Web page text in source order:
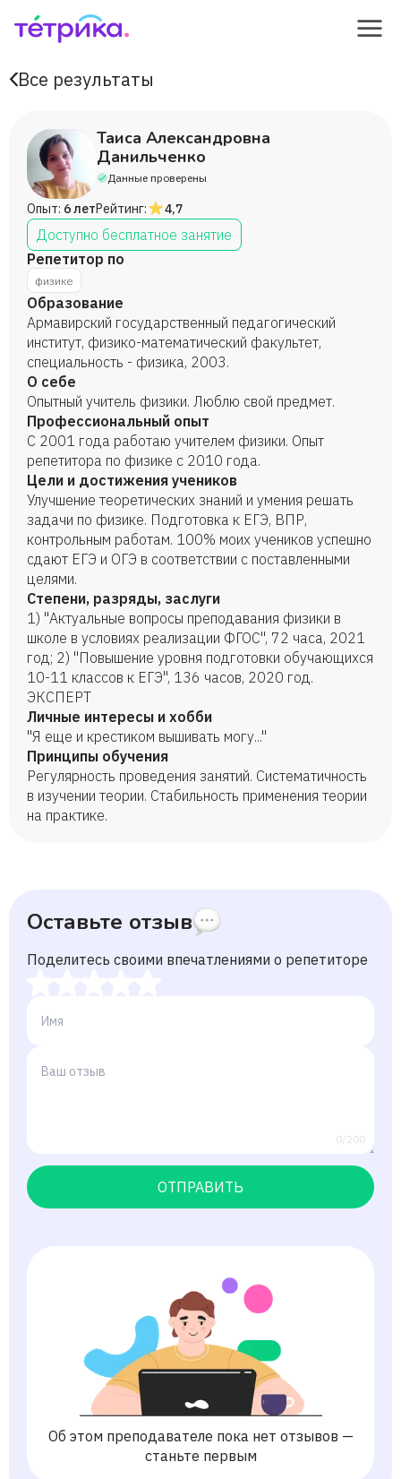
Все результаты
Таиса Александровна
Данильченко
Данные проверены
Опыт: 6 летРейтинг: 4,7
Доступно бесплатное занятие
Репетитор по
физике
Образование
Армавирский государственный педагогический
институт, физико-математический факультет,
специальность - физика, 2003.
О себе
Опытный учитель физики. Люблю свой предмет.
Профессиональный опыт
С 2001 года работаю учителем физики. Опыт
репетитора по физике с 2010 года.
Цели и достижения учеников
Улучшение теоретических знаний и умения решать
задачи по физике. Подготовка к ЕГЭ, ВПР,
контрольным работам. 100% моих учеников успешно
сдают ЕГЭ и ОГЭ в соответствии с поставленными
целями.
Степени, разряды, заслуги
1) "Актуальные вопросы преподавания физики в
школе в условиях реализации ФГОС", 72 часа, 2021
год; 2) "Повышение уровня подготовки обучающихся
10-11 классов к ЕГЭ", 136 часов, 2020 год.
ЭКСПЕРТ
Личные интересы и хобби
"Я еще и крестиком вышивать могу..."
Принципы обучения
Регулярность проведения занятий. Систематичность
в изучении теории. Стабильность применения теории
на практике.
Оставьте отзыв
Поделитесь своими впечатлениями о репетиторе
0/200
ОТПРАВИТЬ
Об этом преподавателе пока нет отзывов —
станьте первым